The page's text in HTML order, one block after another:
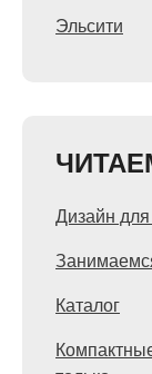
Эльсити
Дизайн
Каталог